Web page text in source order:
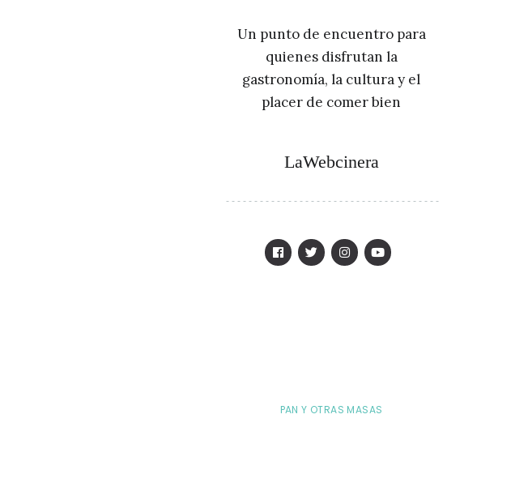
Un punto de encuentro para
quienes disfrutan la
gastronomía, la cultura y el
placer de comer bien
LaWebcinera
PAN Y OTRAS MASAS